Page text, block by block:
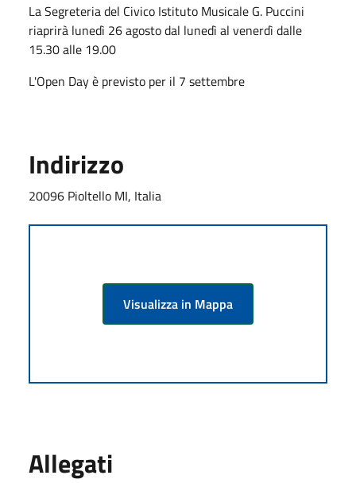
La Segreteria del Civico Istituto Musicale G. Puccini
riaprirà lunedì 26 agosto dal lunedì al venerdì dalle
15.30 alle 19.00
L'Open Day è previsto per il 7 settembre
Indirizzo
20096 Pioltello MI, Italia
Visualizza in Mappa
Allegati